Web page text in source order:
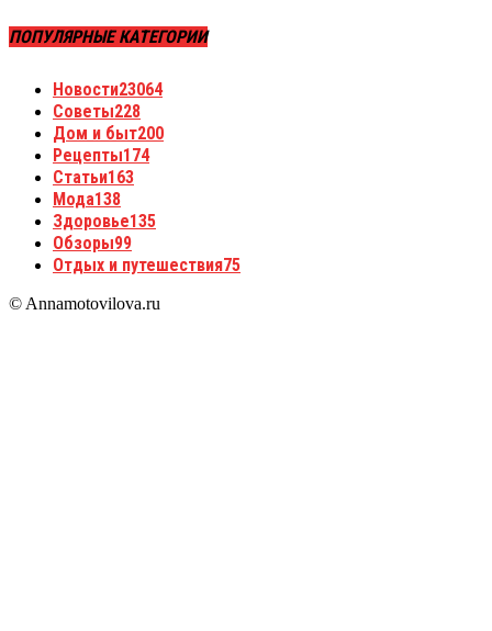
ПОПУЛЯРНЫЕ КАТЕГОРИИ
Новости23064
Советы228
Дом и быт200
Рецепты174
Статьи163
Мода138
Здоровье135
Обзоры99
Отдых и путешествия75
© Annamotovilova.ru